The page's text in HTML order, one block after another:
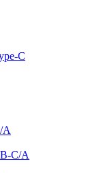
C
A
C/A